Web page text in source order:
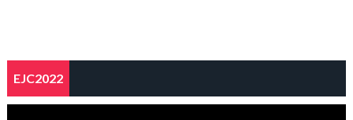
EJC2022